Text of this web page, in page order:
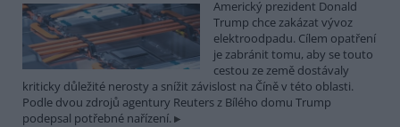
Americký prezident Donald
Trump chce zakázat vývoz
elektroodpadu. Cílem opatření
je zabránit tomu, aby se touto
cestou ze země dostávaly
kriticky důležité nerosty a snížit závislost na Číně v této oblasti.
Podle dvou zdrojů agentury Reuters z Bílého domu Trump
podepsal potřebné nařízení.